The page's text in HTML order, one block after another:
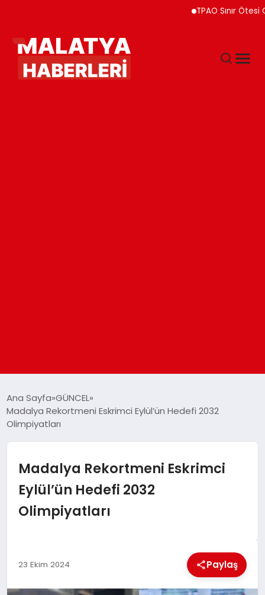
TPAO Sınır Ötesi
GÜNDEM
DÜNYA
EĞITIM
MAGAZIN
Ana Sayfa GÜNCEL
Madalya Rekortmeni Eskrimci Eylül’ün Hedefi 2032
Olimpiyatları
Madalya Rekortmeni Eskrimci
Eylül’ün Hedefi 2032
Olimpiyatları
23 Ekim 2024 Paylaş